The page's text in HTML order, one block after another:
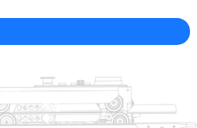
제품
트레이 살러
잔즈 앙